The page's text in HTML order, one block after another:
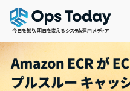
今日を知り、明日を変えるシステム運用メディア